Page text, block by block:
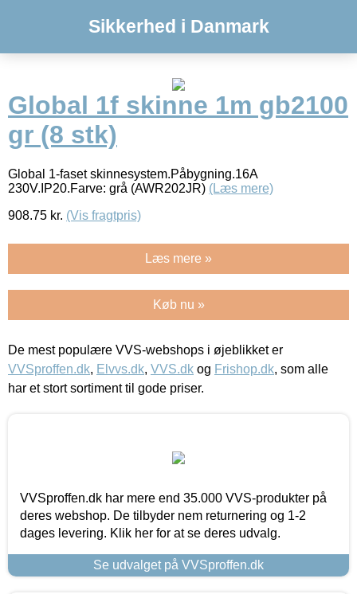
Sikkerhed i Danmark
Global 1f skinne 1m gb2100
gr (8 stk)
Global 1-faset skinnesystem.Påbygning.16A
230V.IP20.Farve: grå (AWR202JR) (Læs mere)
908.75 kr. (Vis fragtpris)
Læs mere »
Køb nu »
De mest populære VVS-webshops i øjeblikket er
VVSproffen.dk, Elvvs.dk, VVS.dk og Frishop.dk, som alle
har et stort sortiment til gode priser.
VVSproffen.dk har mere end 35.000 VVS-produkter på
deres webshop. De tilbyder nem returnering og 1-2
dages levering. Klik her for at se deres udvalg.
Se udvalget på VVSproffen.dk